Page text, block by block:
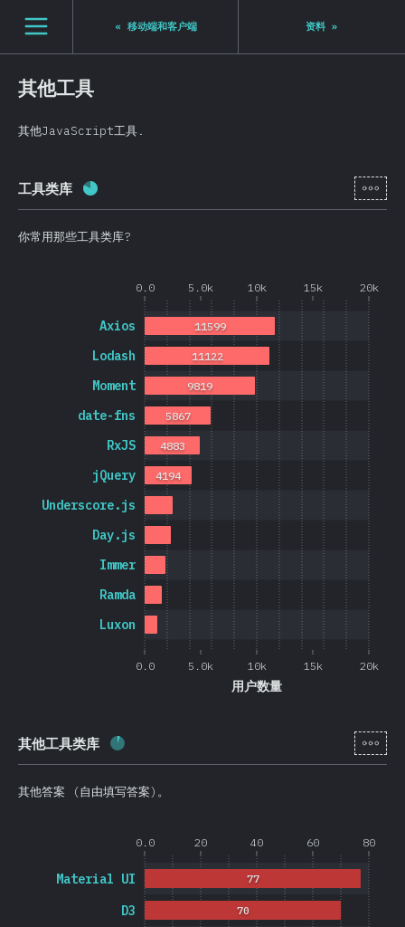
[zh-Hans] general.open_nav
« 移动端和客户端 资料 »
其他工具
其他JavaScript工具.
工具类库 完成率: [zh-
你常用那些工具类库?
0.0 5.0k 10k 15k 20k
0.0 5.0k 10k 15k 20k
用户数量
Luxon
Ramda
Immer
Day.js
Underscore.js
jQuery
RxJS
date-fns
Moment
Lodash
Axios
4194
4883
5867
9819
11122
11599
其他工具类库 完成率: [zh-
其他答案 (自由填写答案)。
0.0 20 40 60 80
D3
Material UI
70
77